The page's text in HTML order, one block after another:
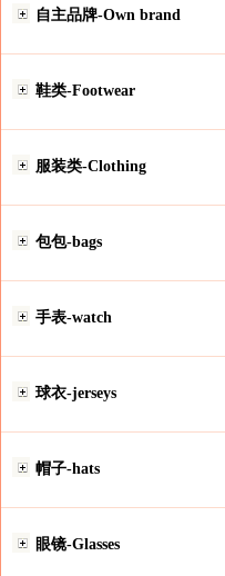
自主品牌-Own brand
鞋类-Footwear
服装类-Clothing
包包-bags
手表-watch
球衣-jerseys
帽子-hats
眼镜-Glasses